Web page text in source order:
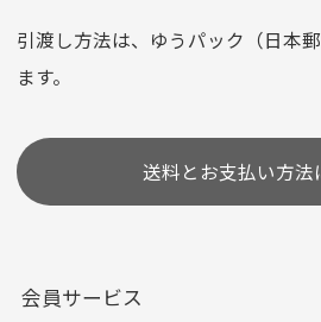
選びいただけない場合がございます
引渡し方法は、ゆうパック（日本
ます。
送料とお支払い方法
会員サービス